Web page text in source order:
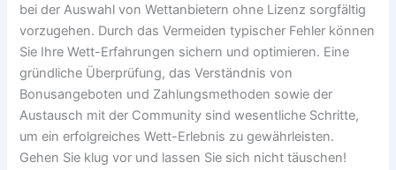
bei der Auswahl von Wettanbietern ohne Lizenz sorgfältig
vorzugehen. Durch das Vermeiden typischer Fehler können
Sie Ihre Wett-Erfahrungen sichern und optimieren. Eine
gründliche Überprüfung, das Verständnis von
Bonusangeboten und Zahlungsmethoden sowie der
Austausch mit der Community sind wesentliche Schritte,
um ein erfolgreiches Wett-Erlebnis zu gewährleisten.
Gehen Sie klug vor und lassen Sie sich nicht täuschen!